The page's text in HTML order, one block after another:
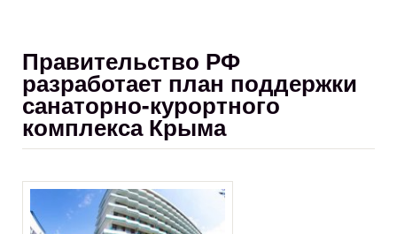
Правительство РФ
разработает план поддержки
санаторно-курортного
комплекса Крыма